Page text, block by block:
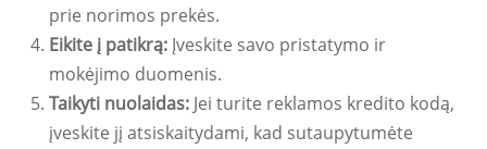
prie norimos prekės.
Eikite į patikrą: Įveskite savo pristatymo ir
mokėjimo duomenis.
Taikyti nuolaidas: Jei turite reklamos kredito kodą,
įveskite jį atsiskaitydami, kad sutaupytumėte